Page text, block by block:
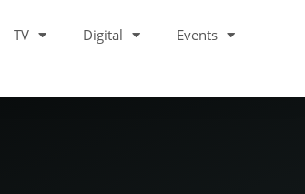
TV Digital Events